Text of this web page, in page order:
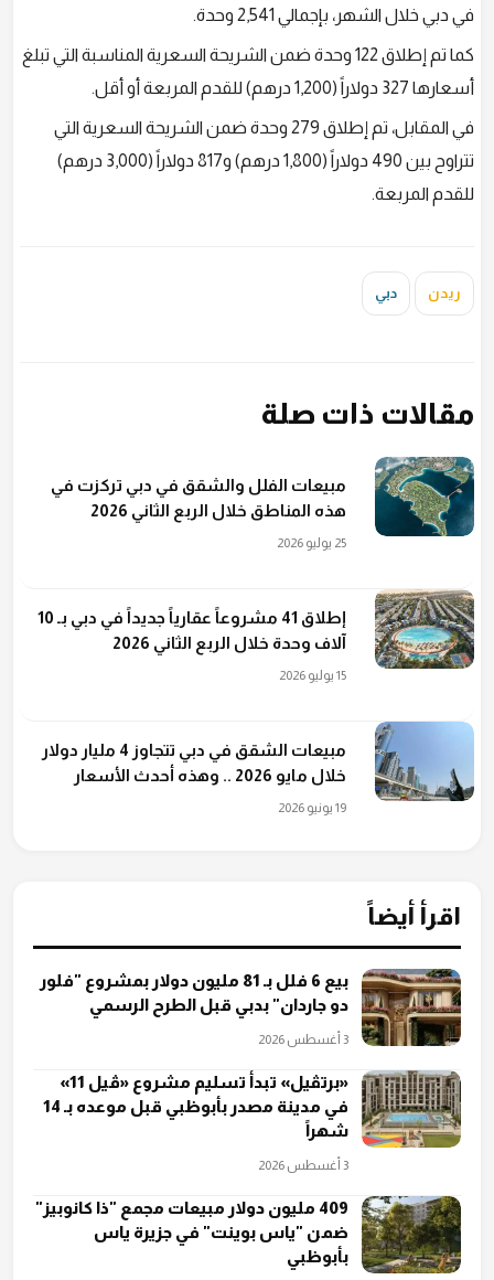
في دبي خلال الشهر، بإجمالي 2,541 وحدة.
كما تم إطلاق 122 وحدة ضمن الشريحة السعرية المناسبة التي تبلغ
أسعارها 327 دولاراً (1,200 درهم) للقدم المربعة أو أقل.
في المقابل، تم إطلاق 279 وحدة ضمن الشريحة السعرية التي
تتراوح بين 490 دولاراً (1,800 درهم) و817 دولاراً (3,000 درهم)
للقدم المربعة.
ريدن دبي
مقالات ذات صلة
مبيعات الفلل والشقق في دبي تركزت في
هذه المناطق خلال الربع الثاني 2026
25 يوليو 2026
إطلاق 41 مشروعاً عقارياً جديداً في دبي بـ 10
آلاف وحدة خلال الربع الثاني 2026
15 يوليو 2026
مبيعات الشقق في دبي تتجاوز 4 مليار دولار
خلال مايو 2026 .. وهذه أحدث الأسعار
19 يونيو 2026
اقرأ أيضاً
بيع 6 فلل بـ 81 مليون دولار بمشروع "فلور
دو جاردان" بدبي قبل الطرح الرسمي
3 أغسطس 2026
«برتڤيل» تبدأ تسليم مشروع «ڤيل 11»
في مدينة مصدر بأبوظبي قبل موعده بـ 14
شهراً
3 أغسطس 2026
409 مليون دولار مبيعات مجمع "ذا كانوبيز"
ضمن "ياس بوينت" في جزيرة ياس
بأبوظبي